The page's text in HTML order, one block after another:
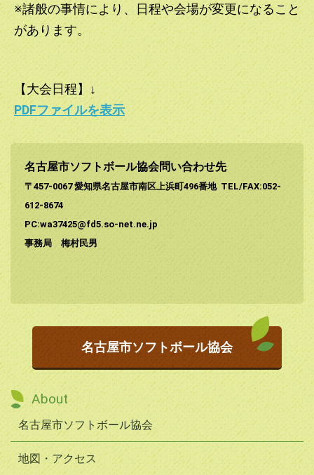
※諸般の事情により、日程や会場が変更になること
があります。
【大会日程】↓
PDFファイルを表示
名古屋市ソフトボール協会問い合わせ先
〒457-0067 愛知県名古屋市南区上浜町496番地 TEL/FAX:052-
612-8674
PC:wa37425@fd5.so-net.ne.jp
事務局 梅村民男
名古屋市ソフトボール協会
About
名古屋市ソフトボール協会
地図・アクセス